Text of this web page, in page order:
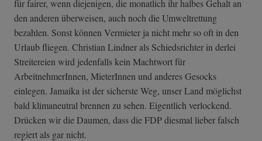
für fairer, wenn diejenigen, die monatlich ihr halbes Gehalt an
den anderen überweisen, auch noch die Umweltrettung
bezahlen. Sonst können Vermieter ja nicht mehr so oft in den
Urlaub fliegen. Christian Lindner als Schiedsrichter in derlei
Streitereien wird jedenfalls kein Machtwort für
ArbeitnehmerInnen, MieterInnen und anderes Gesocks
einlegen. Jamaika ist der sicherste Weg, unser Land möglichst
bald klimaneutral brennen zu sehen. Eigentlich verlockend.
Drücken wir die Daumen, dass die FDP diesmal lieber falsch
regiert als gar nicht.